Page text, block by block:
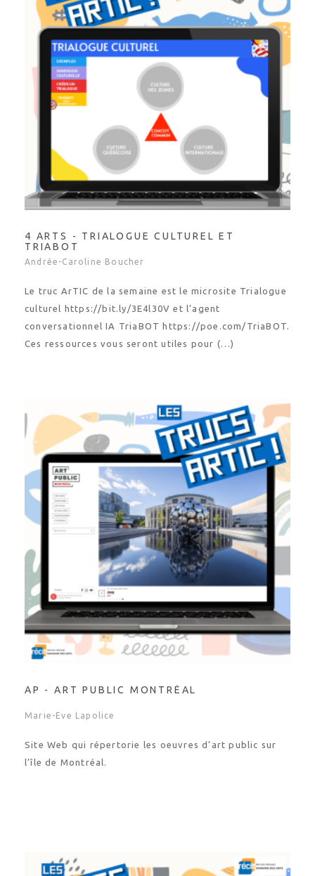
4 ARTS - TRIALOGUE CULTUREL ET
TRIABOT
Andrée-Caroline Boucher
Le truc ArTIC de la semaine est le microsite Trialogue
culturel https://bit.ly/3E4l30V et l’agent
conversationnel IA TriaBOT https://poe.com/TriaBOT.
Ces ressources vous seront utiles pour (…)
AP - ART PUBLIC MONTRÉAL
Marie-Eve Lapolice
Site Web qui répertorie les oeuvres d’art public sur
l’île de Montréal.